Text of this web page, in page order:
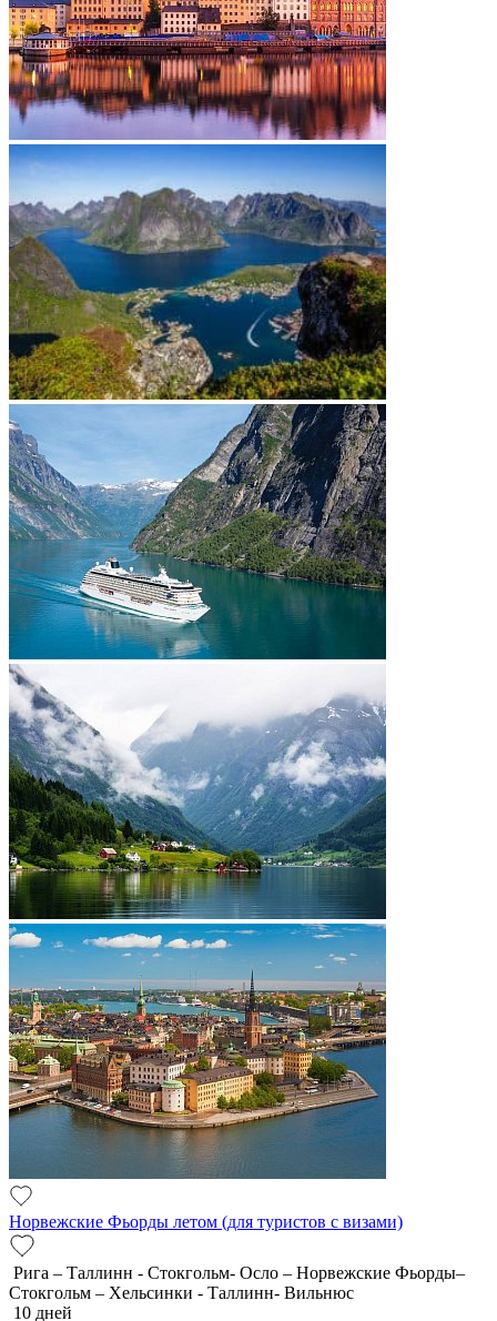
Норвежские Фьорды летом (для туристов с визами)
Рига – Таллинн - Стокгольм- Осло – Норвежские Фьорды–
Стокгольм – Хельсинки - Таллинн- Вильнюс
10 дней